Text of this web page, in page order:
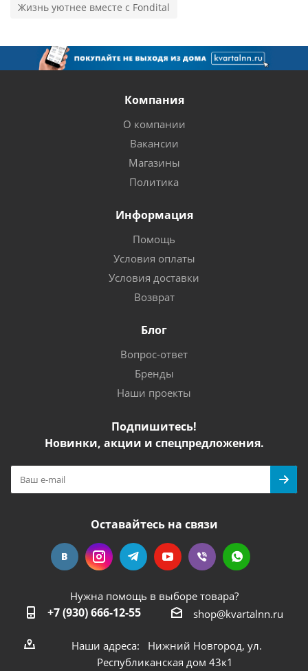
Жизнь уютнее вместе с Fondital
Компания
О компании
Вакансии
Магазины
Политика
Информация
Помощь
Условия оплаты
Условия доставки
Возврат
Блог
Вопрос-ответ
Бренды
Наши проекты
Подпишитесь!
Новинки, акции и спецпредложения.
Оставайтесь на связи
Нужна помощь в выборе товара?
+7 (930) 666-12-55 shop@kvartalnn.ru
Наши адреса: Нижний Новгород, ул.
Республиканская дом 43к1